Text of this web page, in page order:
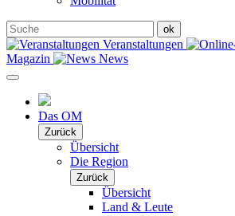
Veranstaltungen
Magazin
News
Das OM
Zurück
Übersicht
Die Region
Zurück
Übersicht
Land & Leute